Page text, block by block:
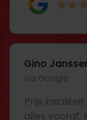
Gino
via Google
Prijs
alles vooraf,